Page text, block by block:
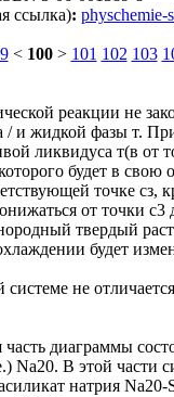
ссылка): physchemie-
< 100> 101 102 103
реакции не
/ и жидкой фазы т.
ликвидуса т(в от
будет в
точке сз,
от точки
твердый
будет
системе не
диаграммы
Na20. В этой
натрия